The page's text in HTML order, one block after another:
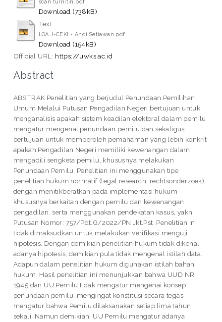
scan turnitin.pdf
Download (738kB)
Text
LOA J-CEKI - Andi Setiawan.pdf
Download (154kB)
Official URL: https://uwks.ac.id
Abstract
ABSTRAK Penelitian yang berjudul Penundaan Pemilihan
Umum Melalui Putusan Pengadilan Negeri bertujuan untuk
menganalisis apakah sistem keadilan elektoral dalam pemilu
mengatur mengenai penundaan pemilu dan sekaligus
bertujuan untuk memperoleh pemahaman yang lebih konkrit
apakah Pengadilan Negeri memiliki kewenangan dalam
mengadili sengketa pemilu, khususnya melakukan
Penundaan Pemilu. Penelitian ini menggunakan tipe
penelitian hukum normatif (legal research, rechtsonderzoek),
dengan menitikberatkan pada implementasi hukum
khususnya berkaitan dengan pemilu dan kewenangan
pengadilan, serta menggunakan pendekatan kasus, yakni
Putusan Nomor: 757/Pdt.G/2022/PN Jkt.Pst. Penelitian ini
tidak dimaksudkan untuk melakukan verifikasi menguji
hipotesis. Dengan demikian penelitian hukum tidak dikenal
adanya hipotesis, demikian pula tidak mengenal istilah data.
Adapun dalam penelitian hukum digunakan istilah bahan
hukum. Hasil penelitian ini menunjukkan bahwa UUD NRI
1945 dan UU Pemilu tidak mengatur mengenai konsep
penundaan pemilu, mengingat konstitusi secara tegas
mengatur bahwa Pemilu dilaksanakan setiap lima tahun
sekali. Namun demikian, UU Pemilu mengatur adanya